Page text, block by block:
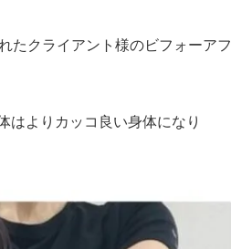
たクライアント様のビフォーアフ
はよりカッコ良い身体になり